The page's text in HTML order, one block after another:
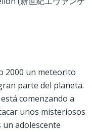
2000 un meteorito
parte del planeta.
comenzando a
unos misteriosos
un adolescente